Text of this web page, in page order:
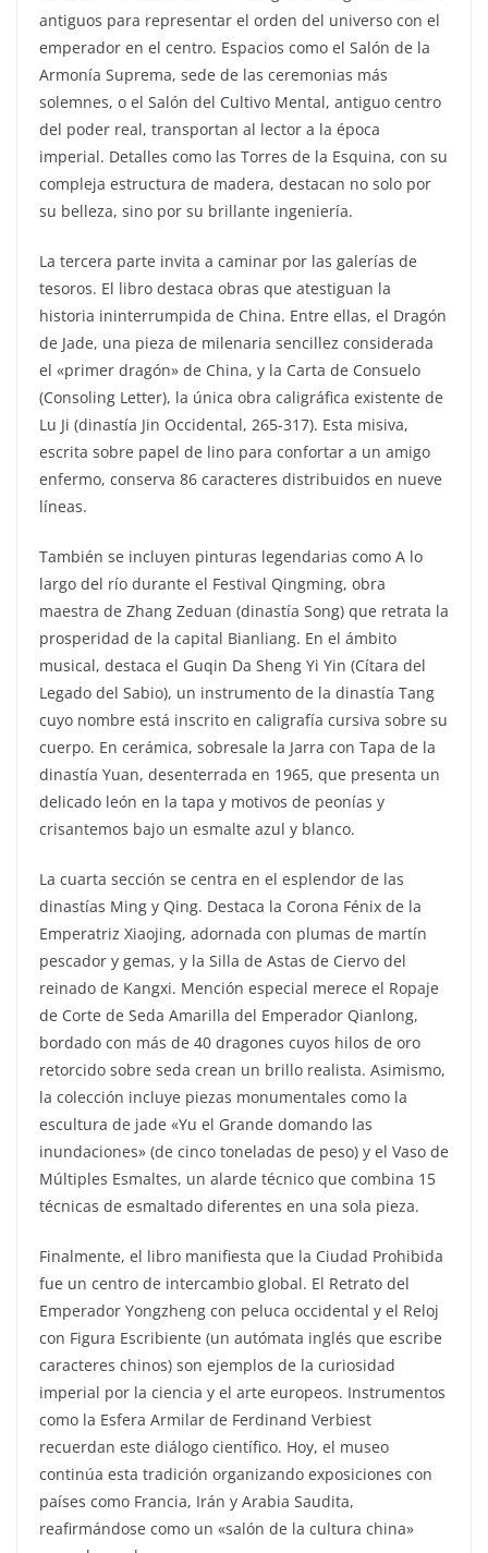
antiguos para representar el orden del universo con el
emperador en el centro. Espacios como el Salón de la
Armonía Suprema, sede de las ceremonias más
solemnes, o el Salón del Cultivo Mental, antiguo centro
del poder real, transportan al lector a la época
imperial. Detalles como las Torres de la Esquina, con su
compleja estructura de madera, destacan no solo por
su belleza, sino por su brillante ingeniería.
La tercera parte invita a caminar por las galerías de
tesoros. El libro destaca obras que atestiguan la
historia ininterrumpida de China. Entre ellas, el Dragón
de Jade, una pieza de milenaria sencillez considerada
el «primer dragón» de China, y la Carta de Consuelo
(Consoling Letter), la única obra caligráfica existente de
Lu Ji (dinastía Jin Occidental, 265-317). Esta misiva,
escrita sobre papel de lino para confortar a un amigo
enfermo, conserva 86 caracteres distribuidos en nueve
líneas.
También se incluyen pinturas legendarias como A lo
largo del río durante el Festival Qingming, obra
maestra de Zhang Zeduan (dinastía Song) que retrata la
prosperidad de la capital Bianliang. En el ámbito
musical, destaca el Guqin Da Sheng Yi Yin (Cítara del
Legado del Sabio), un instrumento de la dinastía Tang
cuyo nombre está inscrito en caligrafía cursiva sobre su
cuerpo. En cerámica, sobresale la Jarra con Tapa de la
dinastía Yuan, desenterrada en 1965, que presenta un
delicado león en la tapa y motivos de peonías y
crisantemos bajo un esmalte azul y blanco.
La cuarta sección se centra en el esplendor de las
dinastías Ming y Qing. Destaca la Corona Fénix de la
Emperatriz Xiaojing, adornada con plumas de martín
pescador y gemas, y la Silla de Astas de Ciervo del
reinado de Kangxi. Mención especial merece el Ropaje
de Corte de Seda Amarilla del Emperador Qianlong,
bordado con más de 40 dragones cuyos hilos de oro
retorcido sobre seda crean un brillo realista. Asimismo,
la colección incluye piezas monumentales como la
escultura de jade «Yu el Grande domando las
inundaciones» (de cinco toneladas de peso) y el Vaso de
Múltiples Esmaltes, un alarde técnico que combina 15
técnicas de esmaltado diferentes en una sola pieza.
Finalmente, el libro manifiesta que la Ciudad Prohibida
fue un centro de intercambio global. El Retrato del
Emperador Yongzheng con peluca occidental y el Reloj
con Figura Escribiente (un autómata inglés que escribe
caracteres chinos) son ejemplos de la curiosidad
imperial por la ciencia y el arte europeos. Instrumentos
como la Esfera Armilar de Ferdinand Verbiest
recuerdan este diálogo científico. Hoy, el museo
continúa esta tradición organizando exposiciones con
países como Francia, Irán y Arabia Saudita,
reafirmándose como un «salón de la cultura china»